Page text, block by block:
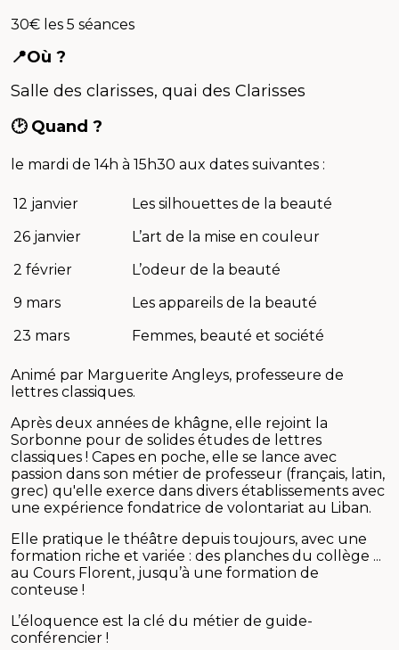
30€ les 5 séances
📍Où ?
Salle des clarisses, quai des Clarisses
🕑 Quand ?
le mardi de 14h à 15h30 aux dates suivantes :
12 janvier
Les silhouettes de la beauté
26 janvier
L’art de la mise en couleur
2 février
L’odeur de la beauté
9 mars
Les appareils de la beauté
23 mars
Femmes, beauté et société
Animé par Marguerite Angleys, professeure de
lettres classiques.
Après deux années de khâgne, elle rejoint la
Sorbonne pour de solides études de lettres
classiques ! Capes en poche, elle se lance avec
passion dans son métier de professeur (français, latin,
grec) qu'elle exerce dans divers établissements avec
une expérience fondatrice de volontariat au Liban.
Elle pratique le théâtre depuis toujours, avec une
formation riche et variée : des planches du collège ...
au Cours Florent, jusqu’à une formation de
conteuse !
L’éloquence est la clé du métier de guide-
conférencier !